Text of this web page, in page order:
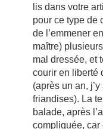
lis dans votre
pour ce type de
de l’emmener
maître)
mal dressée, et
courir en liberté
(après un an,
friandises). La
balade, après
compliquée, car